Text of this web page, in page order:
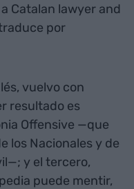
Catalan lawyer and
por
vuelvo con
resultado es
Offensive —que
los Nacionales y de
y el tercero,
puede mentir,